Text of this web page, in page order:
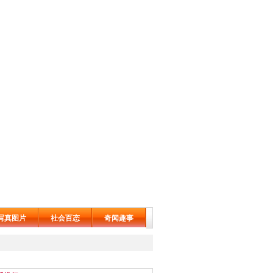
真图片 社会百态 奇闻趣事